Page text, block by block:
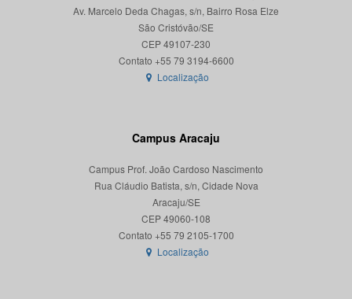
Av. Marcelo Deda Chagas, s/n, Bairro Rosa Elze
São Cristóvão/SE
CEP 49107-230
Localização
Campus Aracaju
Campus Prof. João Cardoso Nascimento
Rua Cláudio Batista, s/n, Cidade Nova
Aracaju/SE
CEP 49060-108
Localização